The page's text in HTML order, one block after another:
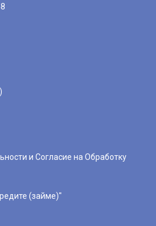
и Согласие на Обработку
(займе)"